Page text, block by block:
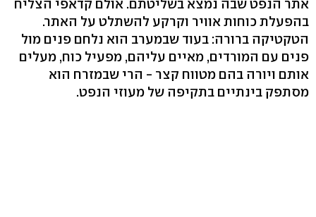
אתר הנפט שבה נמצא בשליטתם. אולם קדאפי הצליח
בהפעלת כוחות אוויר וקרקע להשתלט על האתר.
הטקטיקה ברורה: בעוד שבמערב הוא נלחם פנים מול
פנים עם המורדים, מאיים עליהם, מפעיל כוח, מעלים
אותם ויורה בהם מטווח קצר - הרי שבמזרח הוא
מסתפק בינתיים בתקיפה של מעוזי הנפט.